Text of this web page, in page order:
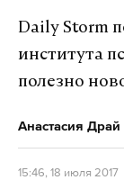
Daily Storm
института
полезно
Анастасия Драй
15:46, 18 июля 2017